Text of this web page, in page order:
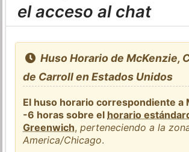
el acceso al chat
Huso Horario de McKenzie,
de Carroll en Estados Unidos
El huso horario correspondiente a
-6 horas sobre el horario
Greenwich,perteneciendo a la
America/Chicago.